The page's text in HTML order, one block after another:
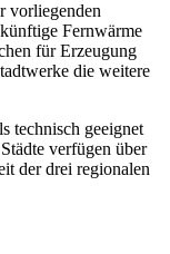
vorliegenden
Fernwärme
für Erzeugung
die weitere
technisch geeignet
verfügen über
der drei regionalen